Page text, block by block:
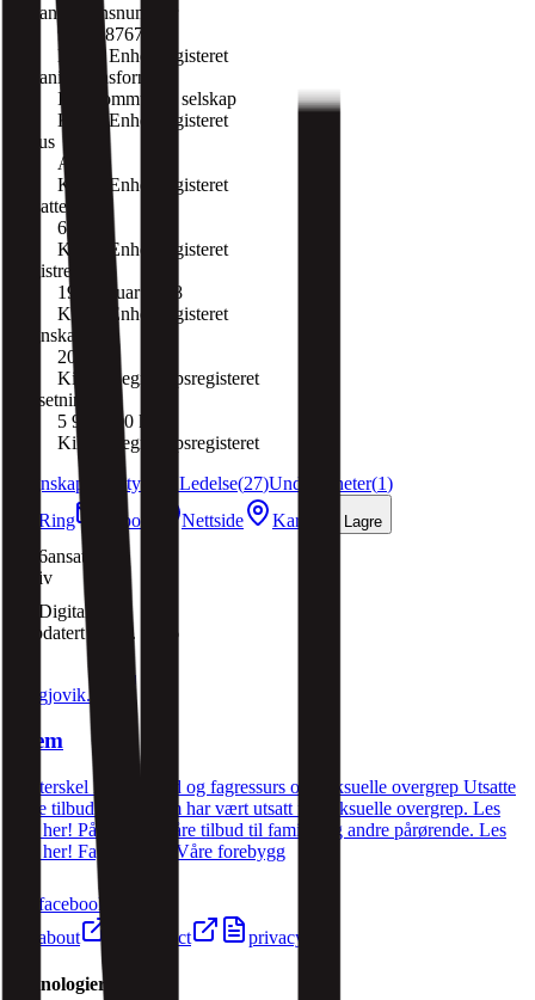
Organisasjonsnummer
990808767
Kilde:Enhetsregisteret
Organisasjonsform
Interkommunalt selskap
Kilde: Enhetsregisteret
Status
Aktiv
Kilde:
Enhetsregisteret
Ansatte
6
Kilde:
Enhetsregisteret
Registrert
19. februar 2008
Kilde:
Enhetsregisteret
Regnskapsår
2025
Kilde:
Regnskapsregisteret
Omsetning
5 930 000 kr
Kilde:
Regnskapsregisteret
Regnskap
Styre & Ledelse(27)Underenheter(1)
Ring
E-post Nettside Kart Lagre
6ansatte
Aktiv
Digitalt
Oppdatert
1. jan. 2026
nokgjovik.no
Hjem
Lavterskel hjelpetilbud og fagressurs om seksuelle overgrep Utsatte
Våre tilbud til deg som har vært utsatt for seksuelle overgrep. Les
mer her! Pårørende Våre tilbud til familie og andre pårørende. Les
mer her! Fagpersoner Våre forebygg
facebook
about
contact privacy
Teknologier